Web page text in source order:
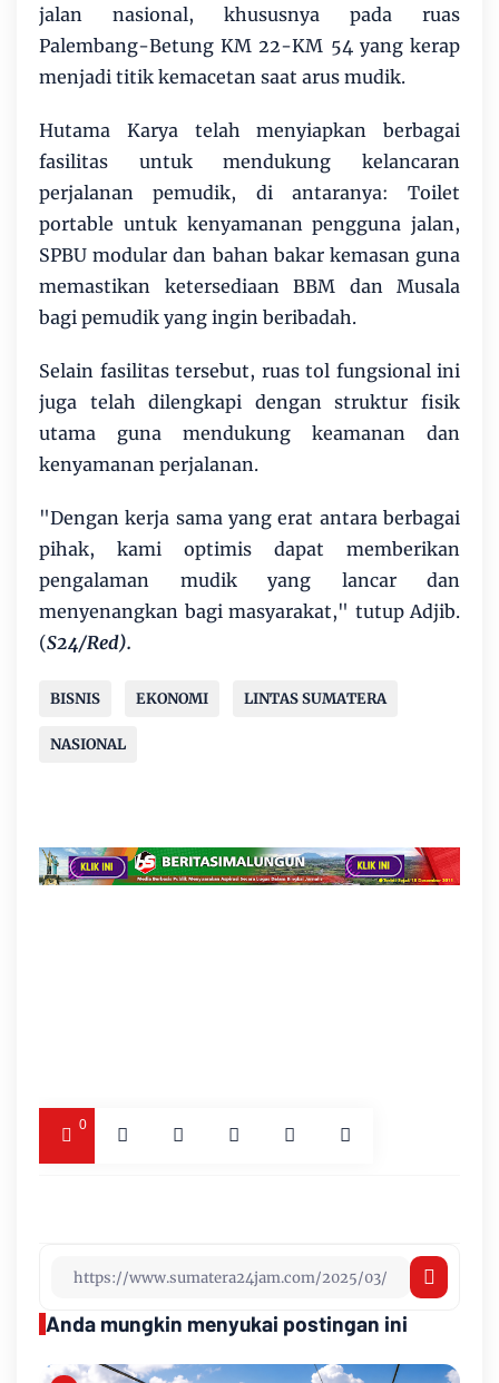
jalan nasional, khususnya pada ruas
Palembang-Betung KM 22-KM 54 yang kerap
menjadi titik kemacetan saat arus mudik.
Hutama Karya telah menyiapkan berbagai
fasilitas untuk mendukung kelancaran
perjalanan pemudik, di antaranya: Toilet
portable untuk kenyamanan pengguna jalan,
SPBU modular dan bahan bakar kemasan guna
memastikan ketersediaan BBM dan Musala
bagi pemudik yang ingin beribadah.
Selain fasilitas tersebut, ruas tol fungsional ini
juga telah dilengkapi dengan struktur fisik
utama guna mendukung keamanan dan
kenyamanan perjalanan.
"Dengan kerja sama yang erat antara berbagai
pihak, kami optimis dapat memberikan
pengalaman mudik yang lancar dan
menyenangkan bagi masyarakat," tutup Adjib.
(S24/Red).
BISNIS EKONOMI LINTAS SUMATERA
NASIONAL
0
Anda mungkin menyukai postingan ini